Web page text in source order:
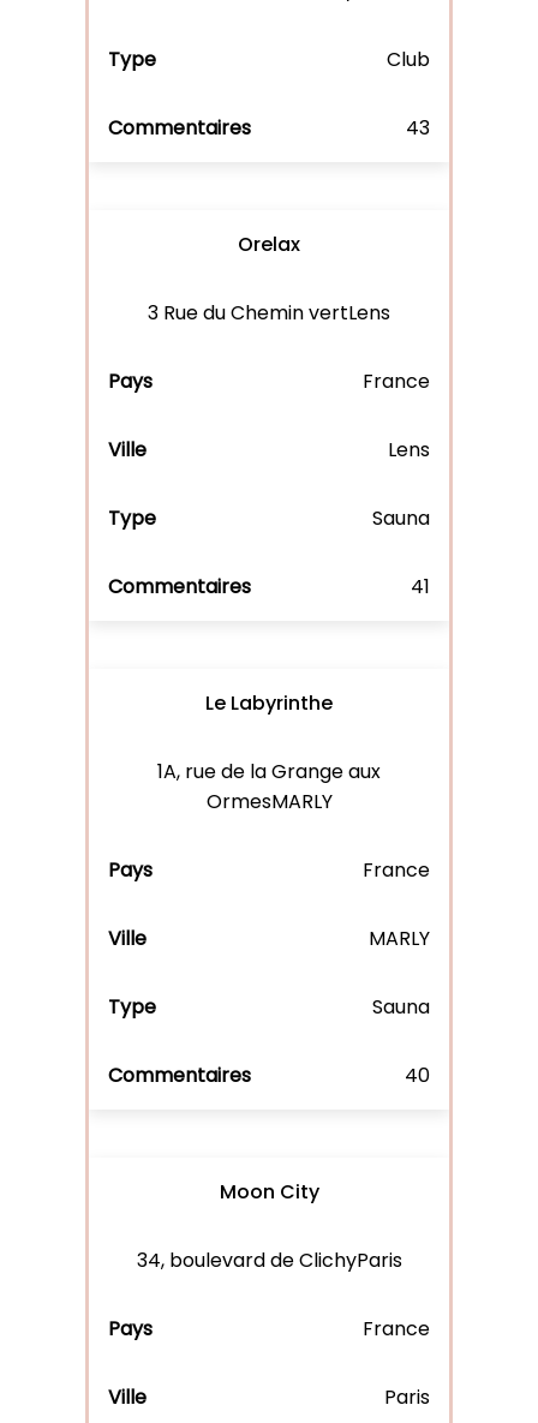
Club
43
Orelax
3 Rue du Chemin vertLens
France
Lens
Sauna
41
Le Labyrinthe
1A, rue de la Grange aux
OrmesMARLY
France
MARLY
Sauna
40
Moon City
34, boulevard de ClichyParis
France
Paris